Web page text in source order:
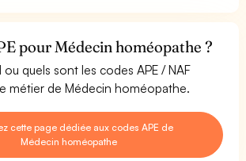
pour Médecin homéopathe ?
quels sont les codes APE / NAF
métier de Médecin homéopathe.
cette page dédiée aux codes APE de
Médecin homéopathe